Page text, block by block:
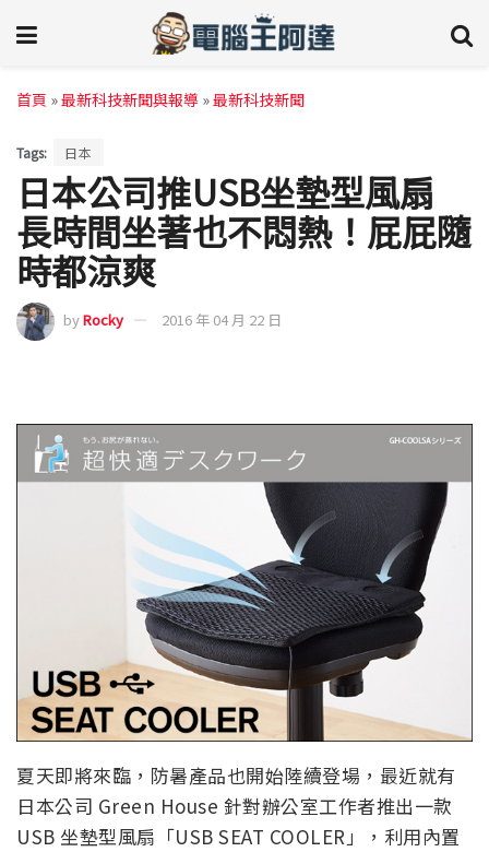
首頁 »最新科技新聞與報導 »最新科技新聞
Tags: 日本
日本公司推USB坐墊型風扇
長時間坐著也不悶熱！屁屁隨
時都涼爽
byRocky 2016 年 04 月 22 日
夏天即將來臨，防暑產品也開始陸續登場，最近就有
日本公司 Green House 針對辦公室工作者推出一款
USB 坐墊型風扇「USB SEAT COOLER」，利用內置